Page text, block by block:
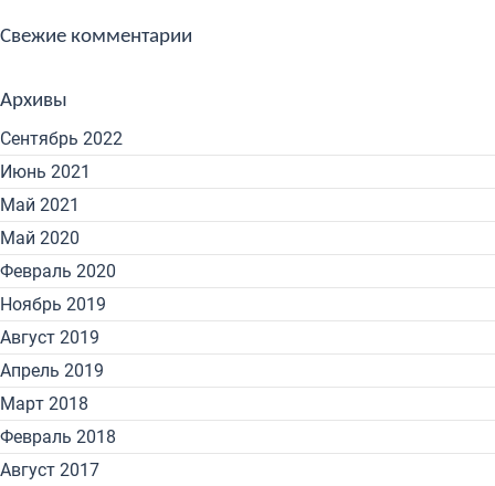
Свежие комментарии
Архивы
Сентябрь 2022
Июнь 2021
Май 2021
Май 2020
Февраль 2020
Ноябрь 2019
Август 2019
Апрель 2019
Март 2018
Февраль 2018
Август 2017